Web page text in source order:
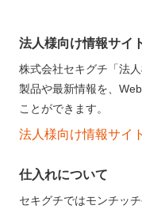
法人様向け情報サイ
株式会社セキグチ「法
製品や最新情報を、
ことができます。
法人様向け情報サイ
仕入れについて
セキグチではモンチッ